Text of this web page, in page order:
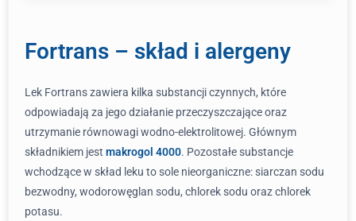
Fortrans – skład i alergeny
Lek Fortrans zawiera kilka substancji czynnych, które
odpowiadają za jego działanie przeczyszczające oraz
utrzymanie równowagi wodno-elektrolitowej. Głównym
składnikiem jest makrogol 4000. Pozostałe substancje
wchodzące w skład leku to sole nieorganiczne: siarczan sodu
bezwodny, wodorowęglan sodu, chlorek sodu oraz chlorek
potasu.